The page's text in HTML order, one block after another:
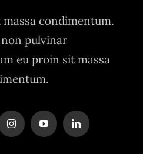
condimentum.
pulvinar
eu proin sit massa